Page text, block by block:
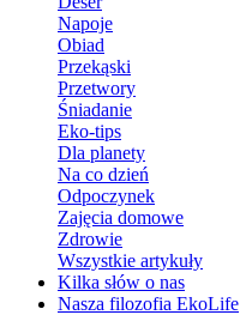
Napoje
Obiad
Przekąski
Przetwory
Śniadanie
Eko-tips
Dla planety
Na co dzień
Odpoczynek
Zajęcia domowe
Zdrowie
Wszystkie artykuły
Kilka słów o nas
Nasza filozofia EkoLife